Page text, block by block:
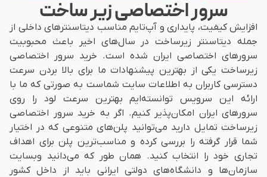
سرور اختصاصی زیر ساخت
افزایش کیفیت، پایداری و آپ‌تایم مناسب دیتاسنترهای داخلی از
جمله دیتاسنتر زیرساخت در سا‌ل‌های اخیر باعث محبوبیت
سرورهای اختصاصی ایران شده است. خرید سرور اختصاصی
زیرساخت یکی از بهترین پیشنهادات ما برای بالا بردن سرعت
دسترسی کاربران به اطلاعات سایت شماست به صورتی که ما با
ارائه این سرویس توانسته‌ایم بهترین سرعت لود را روی
سرورهای ایران امکان‌پذیر کنیم. اگر به خرید سرور اختصاصی
زیرساخت تمایل دارید می‌توانید پلن‌های متنوعی که در اختیار
شما قرار گرفته را بررسی کرده و مناسب‌ترین پلن برای اهداف
تجاری خود را انتخاب کنید. همان طور که می‌دانید وبسایت
سازمان‌ها و دانشگاه‌های دولتی ایرانی باید از داخل کشور